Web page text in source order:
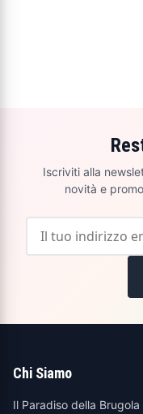
Iscriviti alla
novità e
Chi Siamo
Il Paradiso della